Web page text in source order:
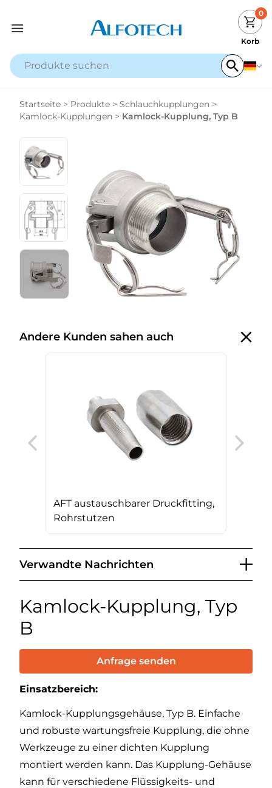
0
Korb
Startseite > Produkte > Schlauchkupplungen >
Kamlock-Kupplungen > Kamlock-Kupplung, Typ B
Andere Kunden sahen auch
AFT austauschbarer Druckfitting,
Rohrstutzen
Verwandte Nachrichten
Kamlock-Kupplung, Typ
B
Anfrage senden
Einsatzbereich:
Kamlock-Kupplungsgehäuse, Typ B. Einfache
und robuste wartungsfreie Kupplung, die ohne
Werkzeuge zu einer dichten Kupplung
montiert werden kann. Das Kupplung-Gehäuse
kann für verschiedene Flüssigkeits- und